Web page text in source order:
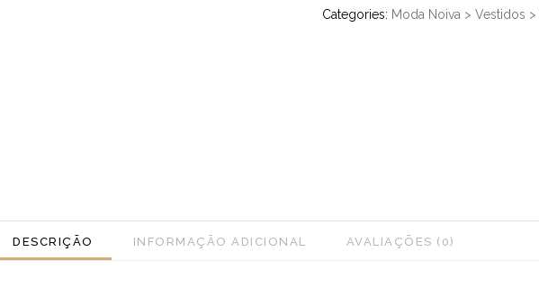
Categories: Moda Noiva > Vestidos >
DESCRIÇÃO INFORMAÇÃO ADICIONAL AVALIAÇÕES (0)